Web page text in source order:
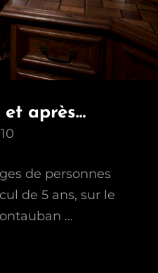
et après…
de personnes
de 5 ans, sur le
…